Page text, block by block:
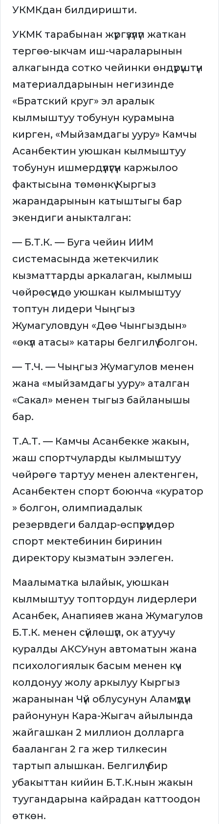
УКМКдан билдиришти.
УКМК тарабынан жүргүзүлүп жаткан
тергөө-ыкчам иш-чараларынын
алкагында сотко чейинки өндүрүштүн
материалдарынын негизинде
«Братский круг» эл аралык
кылмыштуу тобунун курамына
кирген, «Мыйзамдагы ууру» Камчы
Асанбектин уюшкан кылмыштуу
тобунун ишмердүүлүгүн каржылоо
фактысына төмөнкү Кыргыз
жарандарынын катыштыгы бар
экендиги аныкталган:
— Б.Т.К. — Буга чейин ИИМ
системасында жетекчилик
кызматтарды аркалаган, кылмыш
чөйрөсүндө уюшкан кылмыштуу
топтун лидери Чыңгыз
Жумагуловдун «Дөө Чынгыздын»
«өкүл атасы» катары белгилүү болгон.
— Т.Ч. — Чыңгыз Жумагулов менен
жана «мыйзамдагы ууру» аталган
«Сакал» менен тыгыз байланышы
бар.
Т.А.Т. — Камчы Асанбекке жакын,
жаш спортчуларды кылмыштуу
чөйрөгө тартуу менен алектенген,
Асанбектен спорт боюнча «куратор
» болгон, олимпиадалык
резервдеги балдар-өспүрүмдөр
спорт мектебинин биринин
директору кызматын ээлеген.
Маалыматка ылайык, уюшкан
кылмыштуу топтордун лидерлери
Асанбек, Анапияев жана Жумагулов
Б.Т.К. менен сүйлөшүп, ок атуучу
куралды АКСУнун автоматын жана
психологиялык басым менен күч
колдонуу жолу аркылуу Кыргыз
жаранынан Чүй облусунун Аламүдүн
районунун Кара-Жыгач айылында
жайгашкан 2 миллион долларга
бааланган 2 га жер тилкесин
тартып алышкан. Белгилүү бир
убакыттан кийин Б.Т.К.нын жакын
туугандарына кайрадан каттоодон
өткөн.